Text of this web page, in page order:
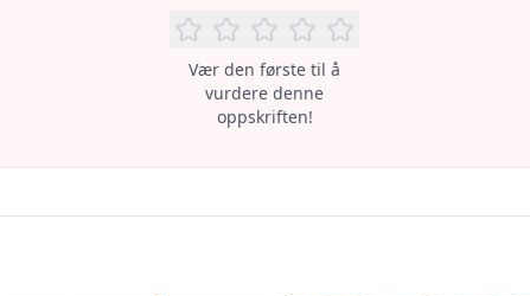
Vær den første til å
vurdere denne
oppskriften!